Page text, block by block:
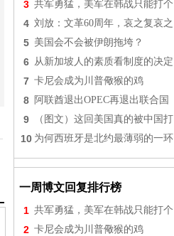
3 共军勇猛，美军在韩战只能打个
4 刘放：文革60周年，哀之复哀之
5 美国会不会被伊朗拖垮？
6 从新加坡人的素质看制度的决定
7 卡尼会成为川普儆猴的鸡
8 阿联酋退出OPEC再退出联合国
9 （图文）这回美国真的被中国打
10 为何西班牙是北约最薄弱的一环
一周博文回复排行榜
1 共军勇猛，美军在韩战只能打个
2 卡尼会成为川普儆猴的鸡